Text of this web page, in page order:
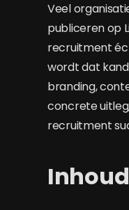
Veel
publiceren op
recruitment
wordt dat
branding,
concrete
recruitment